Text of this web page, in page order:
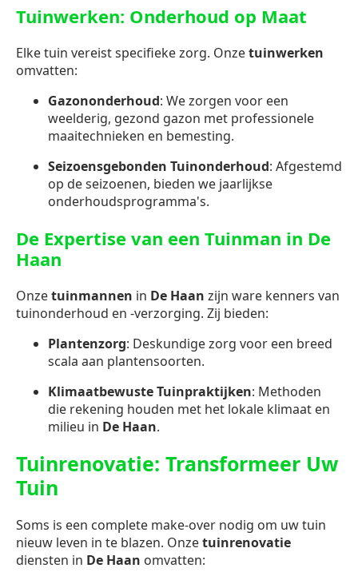
Tuinwerken: Onderhoud op Maat
Elke tuin vereist specifieke zorg. Onzetuinwerken
omvatten:
Gazononderhoud: We zorgen voor een
weelderig, gezond gazon met professionele
maaitechnieken en bemesting.
Seizoensgebonden Tuinonderhoud: Afgestemd
op de seizoenen, bieden we jaarlijkse
onderhoudsprogramma's.
De Expertise van een Tuinman in De
Haan
Onzetuinmannen in De Haan zijn ware kenners van
tuinonderhoud en -verzorging. Zij bieden:
Plantenzorg: Deskundige zorg voor een breed
scala aan plantensoorten.
Klimaatbewuste Tuinpraktijken: Methoden
die rekening houden met het lokale klimaat en
milieu in De Haan.
Tuinrenovatie: Transformeer Uw
Tuin
Soms is een complete make-over nodig om uw tuin
nieuw leven in te blazen. Onzetuinrenovatie
diensten in De Haan omvatten: